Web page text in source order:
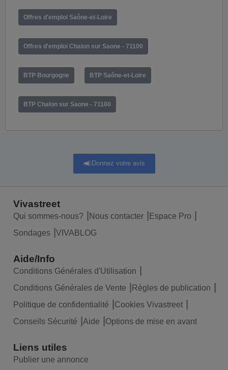
Offres d'emploi Saône-et-Loire
Offres d'emploi Chalon sur Saone - 71100
BTP Bourgogne BTP Saône-et-Loire
BTP Chalon sur Saone - 71100
Donnez votre avis
Vivastreet
Qui sommes-nous? Nous contacter
Espace Pro
Sondages
VIVABLOG
Aide/Info
Conditions Générales d'Utilisation
Conditions Générales de Vente
Règles de publication
Politique de confidentialité
Cookies Vivastreet
Conseils Sécurité
Aide Options de mise en avant
Liens utiles
Publier une annonce